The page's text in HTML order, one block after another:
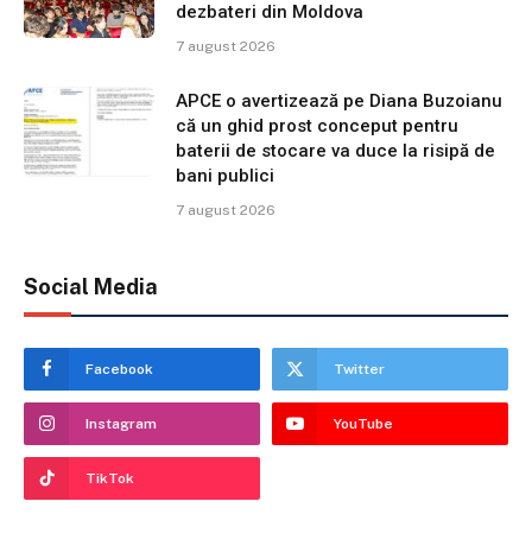
dezbateri din Moldova
7 august 2026
APCE o avertizează pe Diana Buzoianu
că un ghid prost conceput pentru
baterii de stocare va duce la risipă de
bani publici
7 august 2026
Social Media
Facebook Twitter
Instagram YouTube
TikTok